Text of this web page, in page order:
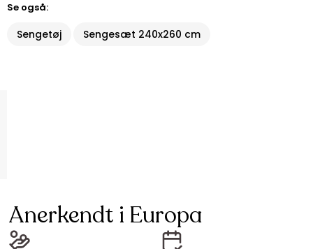
Se også:
Sengetøj Sengesæt 240x260 cm
Anerkendt i Europa